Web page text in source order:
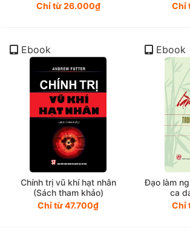
Chỉ từ 26.000₫
Chỉ
Ebook
Chính trị vũ khí hạt nhân
(Sách tham khảo)
Chỉ từ 47.700₫
Ebook
Đạo làm
ca
Chỉ